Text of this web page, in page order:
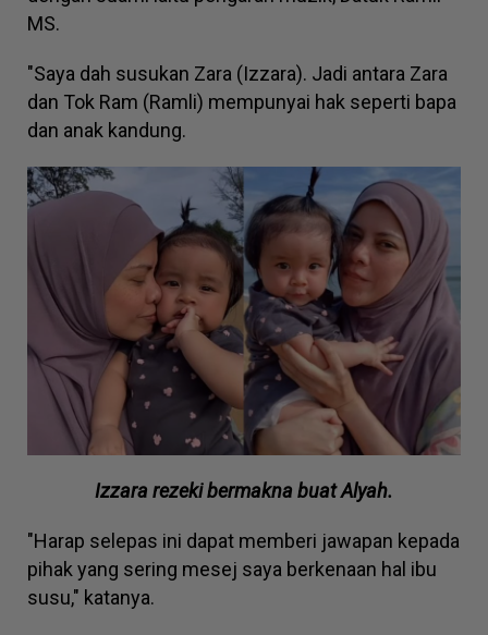
MS.
"Saya dah susukan Zara (Izzara). Jadi antara Zara
dan Tok Ram (Ramli) mempunyai hak seperti bapa
dan anak kandung.
Izzara rezeki bermakna buat Alyah.
"Harap selepas ini dapat memberi jawapan kepada
pihak yang sering mesej saya berkenaan hal ibu
susu," katanya.